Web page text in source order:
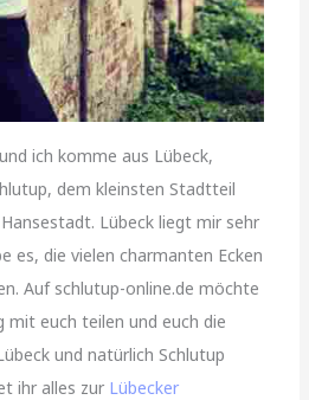
ich komme aus Lübeck,
dem kleinsten Stadtteil
Lübeck liegt mir sehr
es, die vielen charmanten Ecken
Auf schlutup-online.de möchte
mit euch teilen und euch die
und natürlich Schlutup
ihr alles zur Lübecker